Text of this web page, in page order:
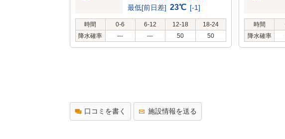
最低[前日差] 23℃ [-1]
時間 0-6 6-12 12-18
18-24
降水確率
--- --- 50 50
時間
降水確率
口コミを書く 施設情報を送る